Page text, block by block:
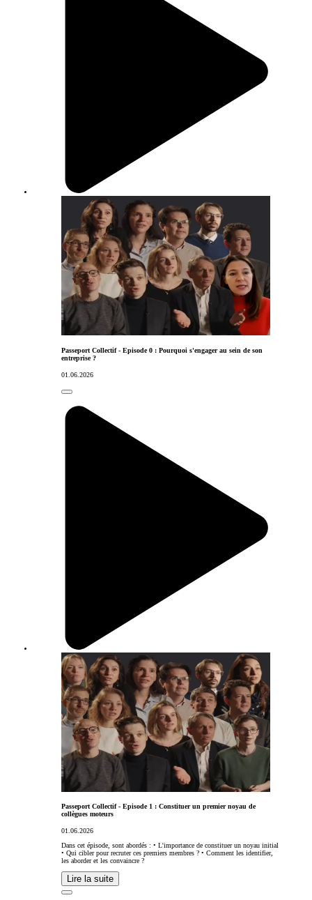
Passeport Collectif - Episode 0 : Pourquoi s'engager au sein de son
entreprise ?
01.06.2026
Passeport Collectif - Episode 1 : Constituer un premier noyau de
collègues moteurs
01.06.2026
Dans cet épisode, sont abordés : • L'importance de constituer un noyau initial
• Qui cibler pour recruter ces premiers membres ? • Comment les identifier,
les aborder et les convaincre ?
Lire la suite